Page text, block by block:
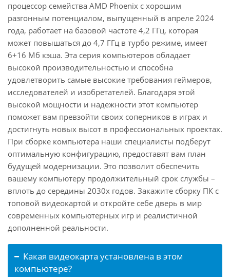
процессор семейства AMD Phoenix с хорошим
разгонным потенциалом, выпущенный в апреле 2024
года, работает на базовой частоте 4,2 ГГц, которая
может повышаться до 4,7 ГГц в турбо режиме, имеет
6+16 Мб кэша. Эта серия компьютеров обладает
высокой производительностью и способна
удовлетворить самые высокие требования геймеров,
исследователей и изобретателей. Благодаря этой
высокой мощности и надежности этот компьютер
поможет вам превзойти своих соперников в играх и
достигнуть новых высот в профессиональных проектах.
При сборке компьютера наши специалисты подберут
оптимальную конфигурацию, предоставят вам план
будущей модернизации. Это позволит обеспечить
вашему компьютеру продолжительный срок службы –
вплоть до середины 2030х годов. Закажите сборку ПК с
топовой видеокартой и откройте себе дверь в мир
современных компьютерных игр и реалистичной
дополненной реальности.
Какая видеокарта установлена в этом
компьютере?